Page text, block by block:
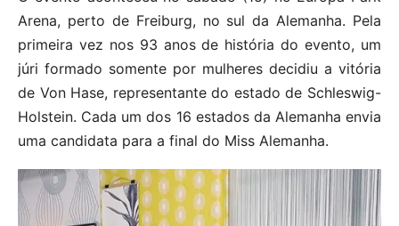
Arena, perto de Freiburg, no sul da Alemanha. Pela
primeira vez nos 93 anos de história do evento, um
júri formado somente por mulheres decidiu a vitória
de Von Hase, representante do estado de Schleswig-
Holstein. Cada um dos 16 estados da Alemanha envia
uma candidata para a final do Miss Alemanha.